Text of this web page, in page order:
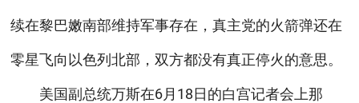
续在黎巴嫩南部维持军事存在，真主党的火箭弹还在
零星飞向以色列北部，双方都没有真正停火的意思。
美国副总统万斯在6月18日的白宫记者会上那